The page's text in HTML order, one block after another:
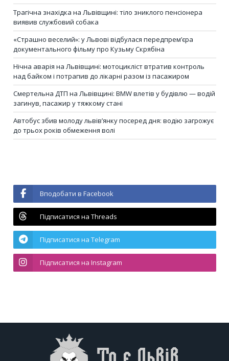
Трагічна знахідка на Львівщині: тіло зниклого пенсіонера
виявив службовий собака
«Страшно веселий»: у Львові відбулася передпрем’єра
документального фільму про Кузьму Скрябіна
Нічна аварія на Львівщині: мотоцикліст втратив контроль
над байком і потрапив до лікарні разом із пасажиром
Смертельна ДТП на Львівщині: BMW влетів у будівлю — водій
загинув, пасажир у тяжкому стані
Автобус збив молоду львів’янку посеред дня: водію загрожує
до трьох років обмеження волі
Вподобати в Facebook
Підписатися на Threads
Підписатися на Telegram
Підписатися на Instagram